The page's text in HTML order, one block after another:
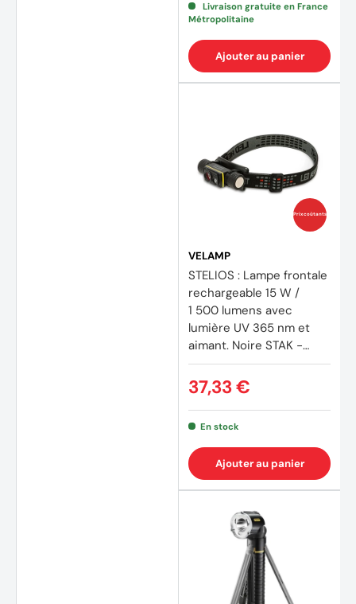
(1
Livraison gratuite en France
Métropolitaine
Ajouter au panier
Prix coûtants
VELAMP
STELIOS : Lampe frontale
rechargeable 15 W /
1 500 lumens avec
lumière UV 365 nm et
aimant. Noire STAK -
VELAMP - ST216
37,33 €
En stock
Ajouter au panier